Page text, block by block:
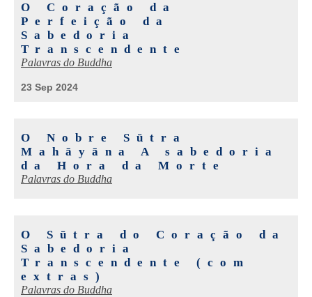
O Coração da
Perfeição da
Sabedoria
Transcendente
Palavras do Buddha
23 Sep 2024
O Nobre Sūtra
Mahāyāna A sabedoria
da Hora da Morte
Palavras do Buddha
O Sūtra do Coração da
Sabedoria
Transcendente (com
extras)
Palavras do Buddha